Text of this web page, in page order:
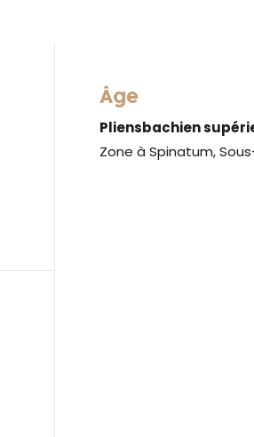
Âge
Pliensbachien
Zone à Spinatum,